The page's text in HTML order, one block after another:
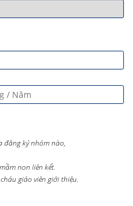
đăng ký nhóm nào,
non liên kết.
giáo viên giới thiệu.